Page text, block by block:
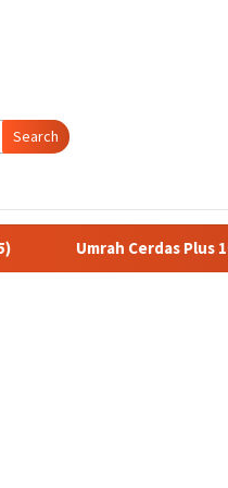
Search
Umrah Cerdas Plus 10 Hari